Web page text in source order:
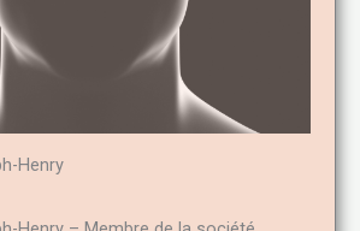
Henry